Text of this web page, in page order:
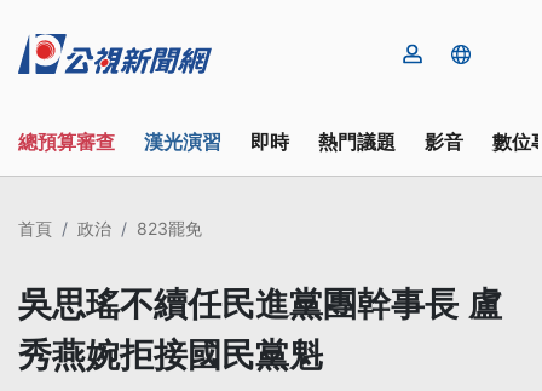
總預算審查 漢光演習 即時 熱門議題 影音 數位
首頁 政治 823罷免
吳思瑤不續任民進黨團幹事長 盧
秀燕婉拒接國民黨魁